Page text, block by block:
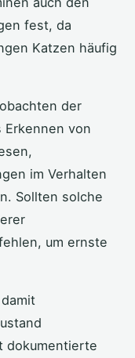
fest, da
Katzen häufig
der
Erkennen von
im Verhalten
Sollten solche
um ernste
dokumentierte